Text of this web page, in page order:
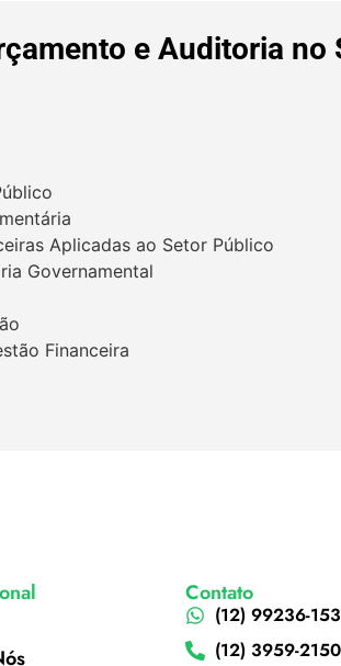
e Auditoria no
Aplicadas ao Setor Público
Governamental
Financeira
Contato
(12) 99236-
(12) 3959-2150